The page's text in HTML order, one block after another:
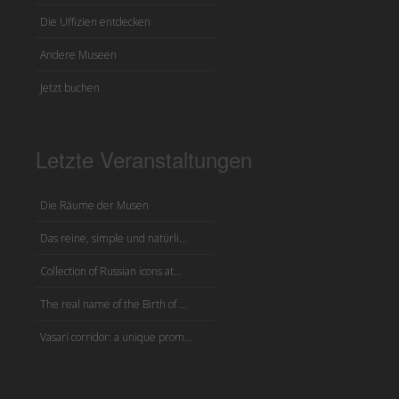
Die Uffizien entdecken
Andere Museen
Jetzt buchen
Letzte Veranstaltungen
Die Räume der Musen
Das reine, simple und natürli...
Collection of Russian icons at...
The real name of the Birth of ...
Vasari corridor: a unique prom...